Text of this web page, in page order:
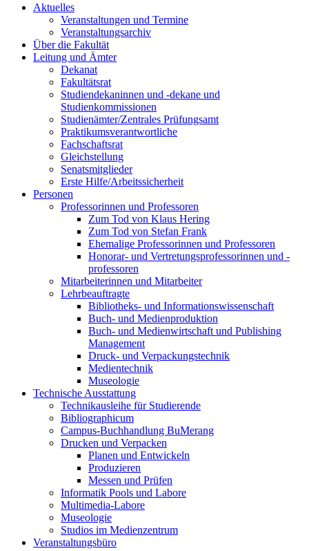
Aktuelles
Veranstaltungen und Termine
Veranstaltungsarchiv
Über die Fakultät
Leitung und Ämter
Dekanat
Fakultätsrat
Studiendekaninnen und -dekane und
Studienkommissionen
Studienämter/Zentrales Prüfungsamt
Praktikumsverantwortliche
Fachschaftsrat
Gleichstellung
Senatsmitglieder
Erste Hilfe/Arbeitssicherheit
Personen
Professorinnen und Professoren
Zum Tod von Klaus Hering
Zum Tod von Stefan Frank
Ehemalige Professorinnen und Professoren
Honorar- und Vertretungsprofessorinnen und -
professoren
Mitarbeiterinnen und Mitarbeiter
Lehrbeauftragte
Bibliotheks- und Informationswissenschaft
Buch- und Medienproduktion
Buch- und Medienwirtschaft und Publishing
Management
Druck- und Verpackungstechnik
Medientechnik
Museologie
Technische Ausstattung
Technikausleihe für Studierende
Bibliographicum
Campus-Buchhandlung BuMerang
Drucken und Verpacken
Planen und Entwickeln
Produzieren
Messen und Prüfen
Informatik Pools und Labore
Multimedia-Labore
Museologie
Studios im Medienzentrum
Veranstaltungsbüro